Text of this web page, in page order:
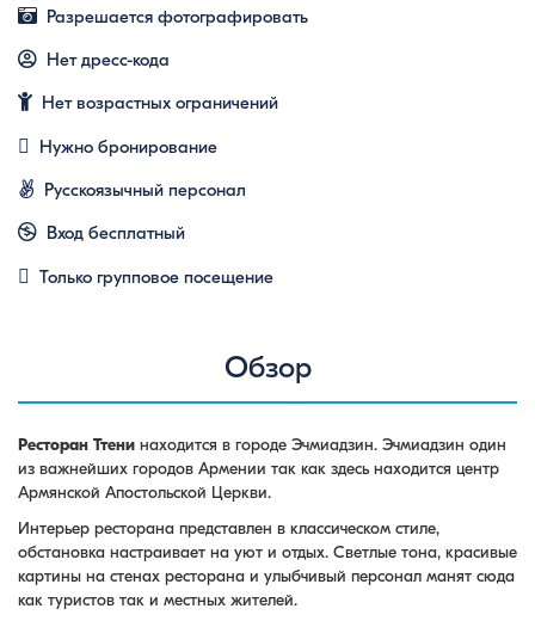
Разрешается фотографировать
Нет дресс-кода
Нет возрастных ограничений
Нужно бронирование
Русскоязычный персонал
Вход бесплатный
Только групповое посещение
Обзор
Ресторан Ттени находится в городе Эчмиадзин. Эчмиадзин один
из важнейших городов Армении так как здесь находится центр
Армянской Апостольской Церкви.
Интерьер ресторана представлен в классическом стиле,
обстановка настраивает на уют и отдых. Светлые тона, красивые
картины на стенах ресторана и улыбчивый персонал манят сюда
как туристов так и местных жителей.